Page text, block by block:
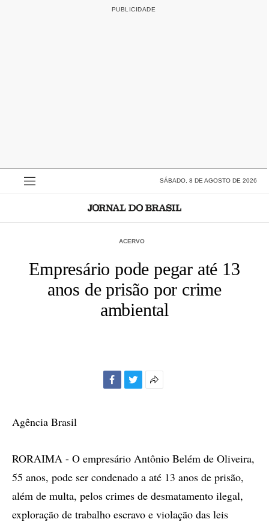
SÁBADO, 8 DE AGOSTO DE 2026
ACERVO
Empresário pode pegar até 13
anos de prisão por crime
ambiental
Agência Brasil
RORAIMA - O empresário Antônio Belém de Oliveira,
55 anos, pode ser condenado a até 13 anos de prisão,
além de multa, pelos crimes de desmatamento ilegal,
exploração de trabalho escravo e violação das leis